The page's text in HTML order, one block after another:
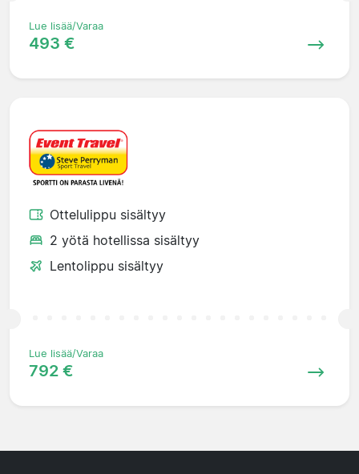
Lue lisää/Varaa
493 €
Ottelulippu sisältyy
2 yötä hotellissa sisältyy
Lentolippu sisältyy
Lue lisää/Varaa
792 €